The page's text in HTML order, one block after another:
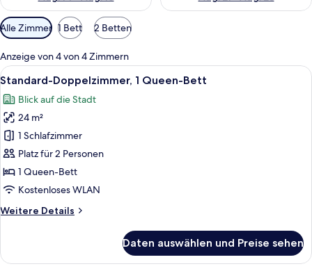
Verfügbare
Filter
für
Zimmer
Alle Zimmer 1 Bett 2 Betten
Anzeige von 4 von 4 Zimmern
Alle
Fotos
für
Standard-
Doppelzimmer,
1
Queen-
Bett
Ein ordentlich bezogenes Bett mit
3
Standard-Doppelzimmer, 1 Queen-Bett
Blick auf die Stadt
24 m²
1 Schlafzimmer
Platz für 2 Personen
1 Queen-Bett
Kostenloses WLAN
Weitere Details
Weitere
Doppelzimmer,
Daten auswählen und Preise sehen